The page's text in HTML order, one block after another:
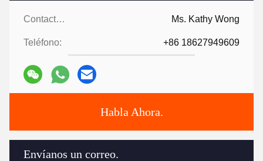
Contactos: Ms. Kathy Wong
Teléfono: +86 18627949609
Habla Ahora.
Envíanos un correo.